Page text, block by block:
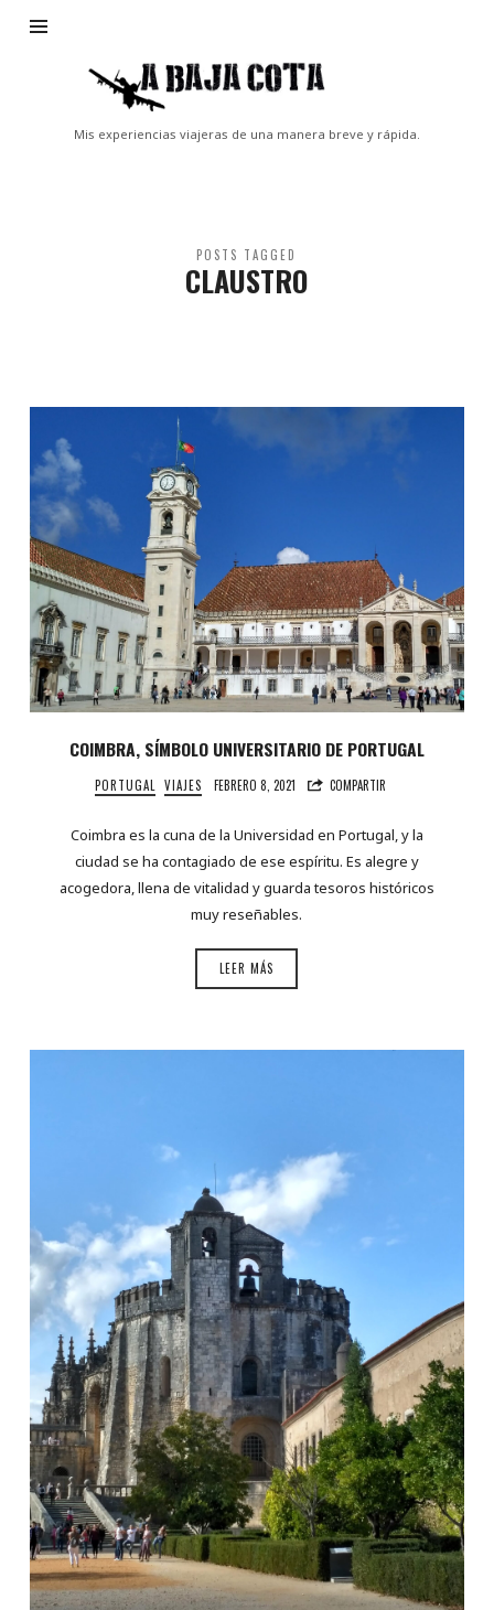
Baja
Cota
Mis experiencias viajeras de una manera breve y rápida.
POSTS TAGGED
CLAUSTRO
COIMBRA, SÍMBOLO UNIVERSITARIO DE PORTUGAL
PORTUGAL VIAJES FEBRERO 8, 2021 COMPARTIR
Coimbra es la cuna de la Universidad en Portugal, y la
ciudad se ha contagiado de ese espíritu. Es alegre y
acogedora, llena de vitalidad y guarda tesoros históricos
muy reseñables.
LEER MÁS